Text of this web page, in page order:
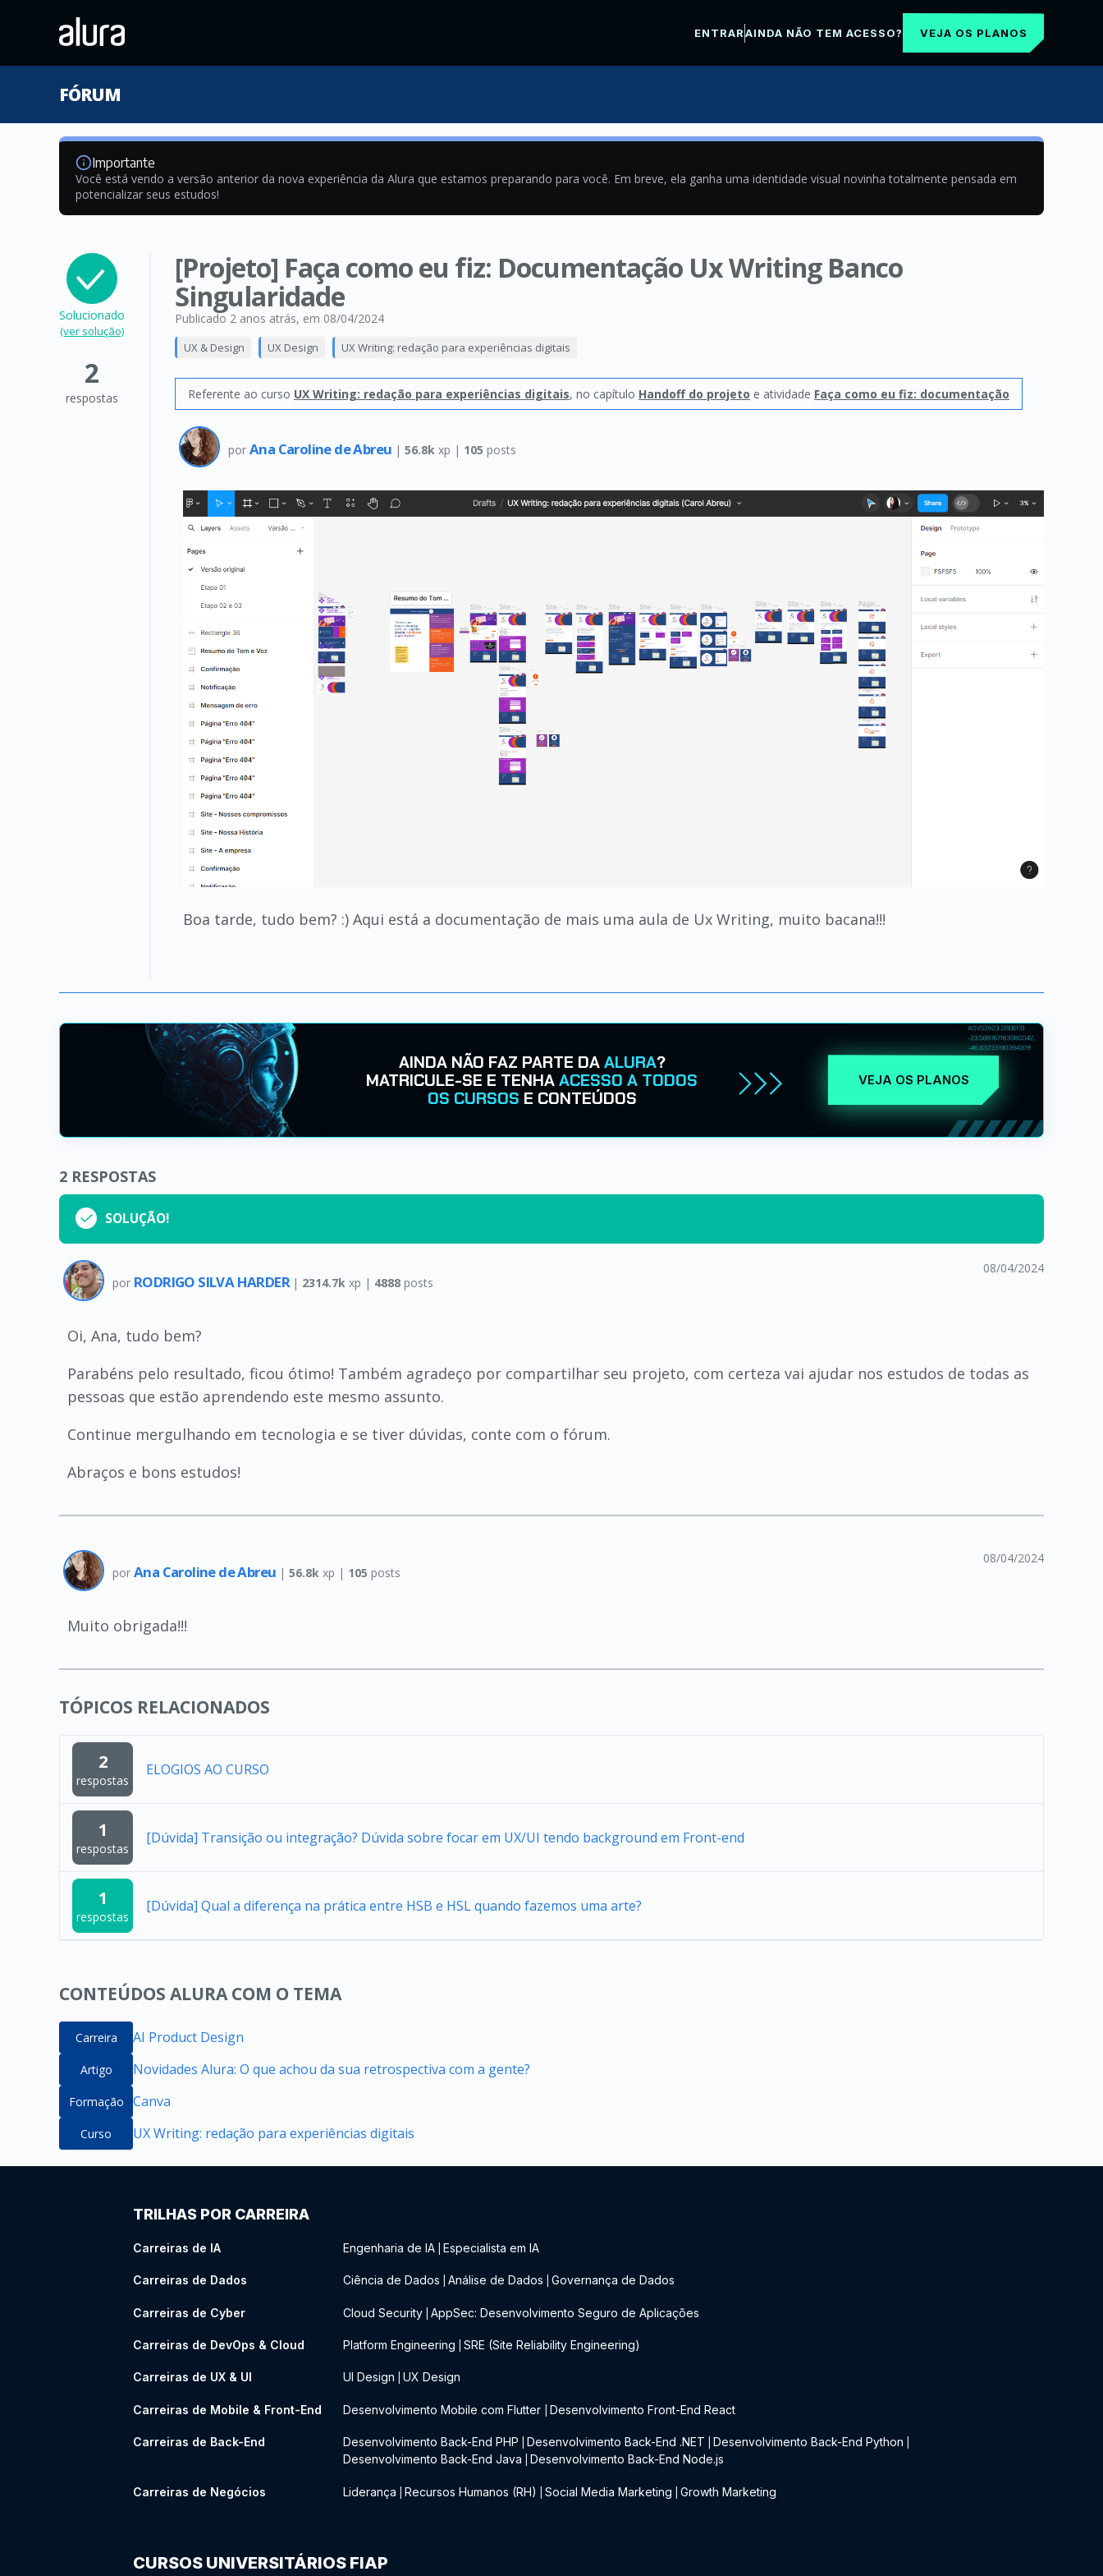
ENTRARAINDA NÃO TEM ACESSO? VEJA OS PLANOS
FÓRUM
Importante
Você está vendo a versão anterior da nova experiência da Alura que estamos preparando para você. Em breve, ela ganha uma identidade visual novinha totalmente pensada em
potencializar seus estudos!
Solucionado
(ver solução)
2
respostas
[Projeto] Faça como eu fiz: Documentação Ux Writing Banco
Singularidade
Publicado 2 anos atrás, em 08/04/2024
UX & Design UX Design UX Writing: redação para experiências digitais
Referente ao curso UX Writing: redação para experiências digitais, no capítulo Handoff do projeto e atividade Faça como eu fiz: documentação
por Ana Caroline de Abreu | 56.8k xp | 105 posts
Boa tarde, tudo bem? :) Aqui está a documentação de mais uma aula de Ux Writing, muito bacana!!!
AINDA NÃO FAZ PARTE DAALURA?
MATRICULE-SE E TENHAACESSO A TODOS
OS CURSOS E CONTEÚDOS
VEJA OS PLANOS
2 RESPOSTAS
SOLUÇÃO!
por RODRIGO SILVA HARDER | 2314.7k xp | 4888 posts
08/04/2024
Oi, Ana, tudo bem?
Parabéns pelo resultado, ficou ótimo! Também agradeço por compartilhar seu projeto, com certeza vai ajudar nos estudos de todas as
pessoas que estão aprendendo este mesmo assunto.
Continue mergulhando em tecnologia e se tiver dúvidas, conte com o fórum.
Abraços e bons estudos!
por Ana Caroline de Abreu | 56.8kxp | 105 posts
08/04/2024
Muito obrigada!!!
TÓPICOS RELACIONADOS
2
respostas
ELOGIOS AO CURSO
1
respostas
[Dúvida] Transição ou integração? Dúvida sobre focar em UX/UI tendo background em Front-end
1
respostas
[Dúvida] Qual a diferença na prática entre HSB e HSL quando fazemos uma arte?
CONTEÚDOS ALURA COM O TEMA
Carreira AI Product Design
Artigo Novidades Alura: O que achou da sua retrospectiva com a gente?
Formação Canva
Curso UX Writing: redação para experiências digitais
TRILHAS POR CARREIRA
Carreiras de IA Engenharia de IA Especialista em IA
Carreiras de Dados Ciência de Dados Análise de Dados Governança de Dados
Carreiras de Cyber Cloud Security AppSec: Desenvolvimento Seguro de Aplicações
Carreiras de DevOps & Cloud Platform Engineering SRE (Site Reliability Engineering)
Carreiras de UX & UI UI Design UX Design
Carreiras de Mobile & Front-End Desenvolvimento Mobile com Flutter Desenvolvimento Front-End React
Carreiras de Back-End Desenvolvimento Back-End PHP Desenvolvimento Back-End .NET Desenvolvimento Back-End Python
Desenvolvimento Back-End Java Desenvolvimento Back-End Node.js
Carreiras de Negócios Liderança Recursos Humanos (RH) Social Media Marketing Growth Marketing
CURSOS UNIVERSITÁRIOS FIAP